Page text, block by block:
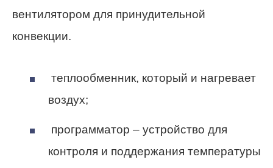
вентилятором для принудительной
конвекции.
теплообменник, который и нагревает
воздух;
программатор – устройство для
контроля и поддержания температуры